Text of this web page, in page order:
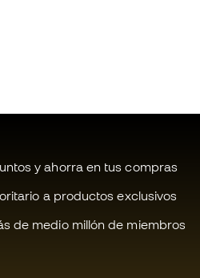
y ahorra en tus compras
a productos exclusivos
de medio millón de miembros